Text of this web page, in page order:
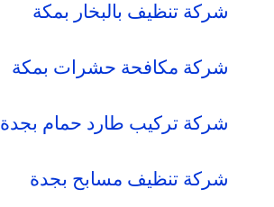
شركة تنظيف بالبخار بمكة
شركة مكافحة حشرات بمكة
شركة تركيب طارد حمام بجدة
شركة تنظيف مسابح بجدة